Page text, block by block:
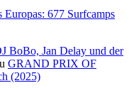
Europas: 677 Surfcamps
BoBo, Jan Delay und der
GRAND PRIX OF
(2025)